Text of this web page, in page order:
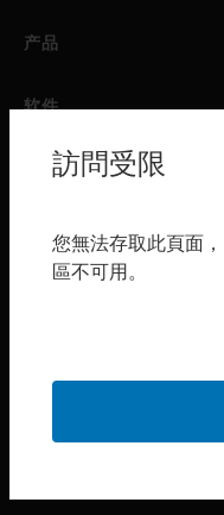
产品
软件
toggle view
服务
行业
toggle view
訪問受限
您無法存取此頁面
區不可用。